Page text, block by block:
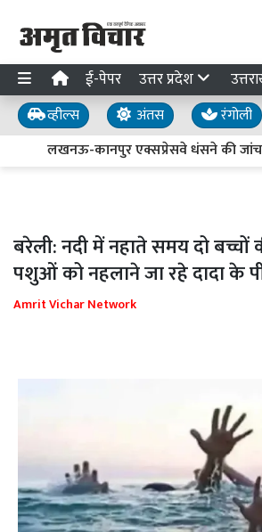
ई-पेपर उत्तर प्रदेश
व्हील्स अंतस रंगोली
लखनऊ-कानपुर एक्सप्रेसवे धंसने की जांच
बरेली: नदी में नहाते समय दो
पशुओं को नहलाने जा रहे दादा के
Amrit Vichar Network